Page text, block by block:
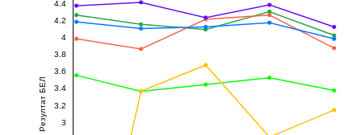
Резултат БЕЛ 3
3.2
3.4
3.6
3.8
4
4.2
4.4